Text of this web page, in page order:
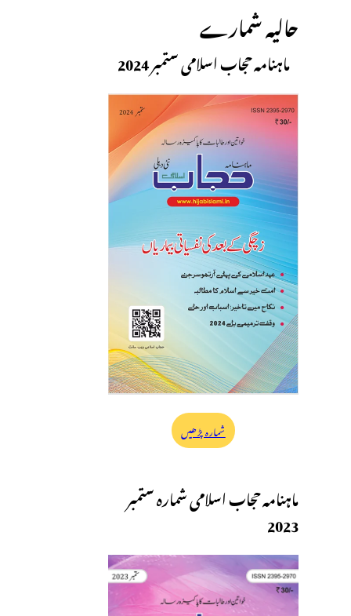
حالیہ شمارے
ماہنامہ حجاب اسلامی ستمبر 2024
شمارہ پڑھیں
ماہنامہ حجاب اسلامی شمارہ ستمبر
2023